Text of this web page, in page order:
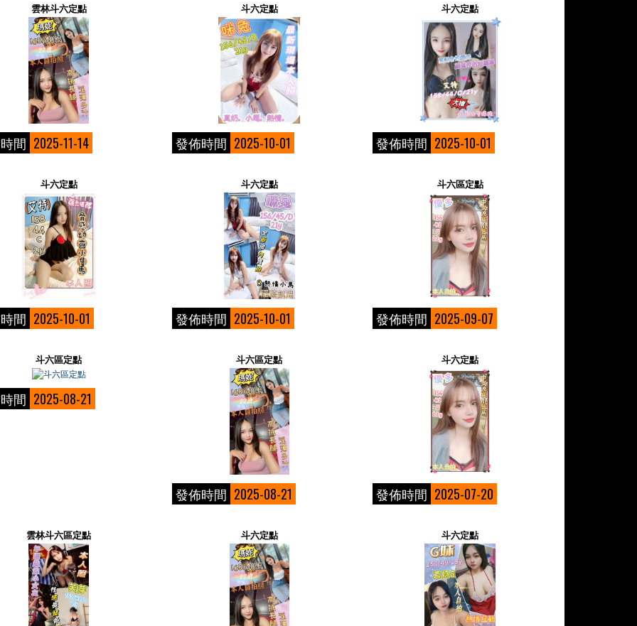
雲林斗六定點
間 2025-11-14
斗六定點
發佈時間 2025-10-01
斗六定點
發佈時間 2025-10-01
斗六定點
間 2025-10-01
斗六定點
發佈時間 2025-10-01
斗六區定點
發佈時間 2025-09-07
斗六區定點
間 2025-08-21
斗六區定點
發佈時間 2025-08-21
斗六定點
發佈時間 2025-07-20
雲林斗六區定點 斗六定點 斗六定點